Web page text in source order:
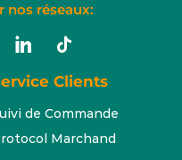
nos réseaux:
Clients
de Commande
Marchand